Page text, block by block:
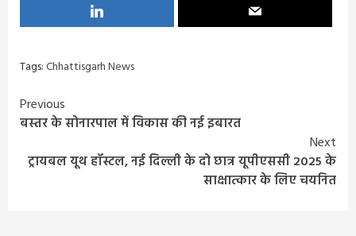
Tags:Chhattisgarh News
Continue
Reading
Previous
बस्तर के सोनारपाल में विकास की नई इबारत
Next
ट्रायबल यूथ हॉस्टल, नई दिल्ली के दो छात्र यूपीएससी 2025 के
साक्षात्कार के लिए चयनित